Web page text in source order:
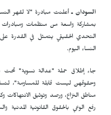
السودان ـ أعلنت مبادرة "لا لقهر
بمشاركة واسعة من منظمات ومبادرات
التحدي الحقيقي يتمثل في القدرة
النساء اليوم.
جاء إطلاق حملة "عدالة نسوية"
وحقوقهن ليست قابلة للمساومة"،
مناطق النزاع، ورصد وتوثيق الانتهاكات
رفع الوعي بالحقوق القانونية المدنية